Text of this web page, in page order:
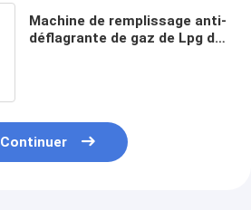
Machine de remplissage anti-
déflagrante de gaz de Lpg de
Continuer